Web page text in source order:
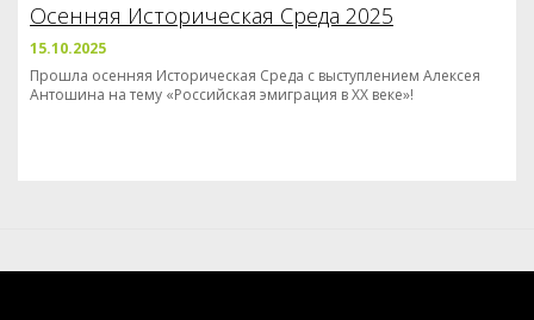
Осенняя Историческая Среда 2025
15.10.2025
Прошла осенняя Историческая Среда с выступлением Алексея
Антошина на тему «Российская эмиграция в XX веке»!